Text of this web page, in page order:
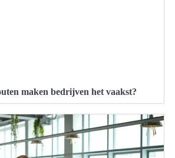
maken bedrijven het vaakst?